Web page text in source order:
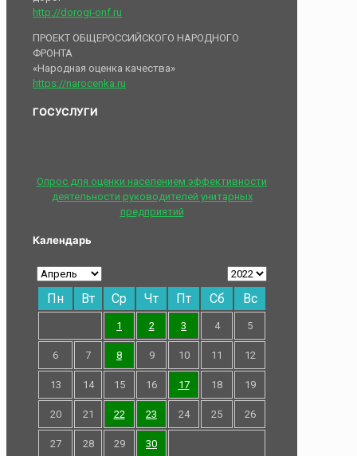
http://dorogi-onf.ru
ПРОЕКТ ОБЩЕРОССИЙСКОГО НАРОДНОГО
ФРОНТА
«Народная оценка качества»
https://narocenka.ru
ГОСУСЛУГИ
Опрос для оценки населением эффективности
деятельности руководителей унитарных
предприятий
Календарь
Пн Вт Ср Чт Пт Сб Вс
1 2 3 4 5
6 7 8 9 10 11 12
13 14 15 16 17 18 19
20 21 22 23 24 25 26
27 28 29 30